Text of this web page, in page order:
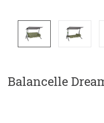
Balancelle